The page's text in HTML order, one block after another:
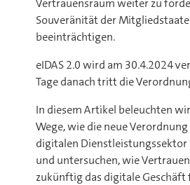
Vertrauensraum weiter zu
Souveränität der
beeinträchtigen.
eIDAS 2.0 wird am 30.4.2024
Tage danach tritt die
In diesem Artikel beleuchten
Wege, wie die neue
digitalen
und untersuchen, wie
zukünftig das digitale